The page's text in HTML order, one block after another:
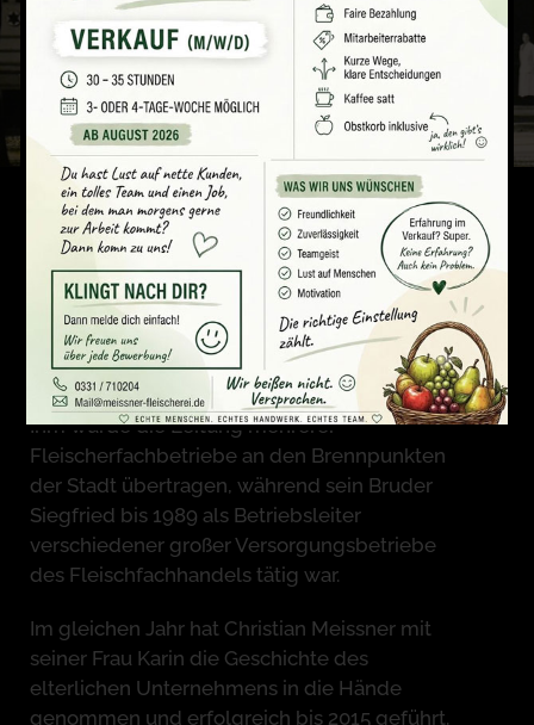
in der Breiten Straße, acht Jahre
später kam eine Filiale in der
Kastanienallee dazu.
Beide Geschäfte gehörten schon damals zu
den ersten Adressen in Potsdam und
Umgebung. Und wie der Vater, so der Sohn;
mit dem 1932 geborenen Heinrich Meissner
wurde die Tradition der Familie fortgesetzt.
Ihm wurde die Leitung mehrerer
Fleischerfachbetriebe an den Brennpunkten
der Stadt übertragen, während sein Bruder
Siegfried bis 1989 als Betriebsleiter
verschiedener großer Versorgungsbetriebe
des Fleischfachhandels tätig war.
Im gleichen Jahr hat Christian Meissner mit
seiner Frau Karin die Geschichte des
elterlichen Unternehmens in die Hände
genommen und erfolgreich bis 2015 geführt.